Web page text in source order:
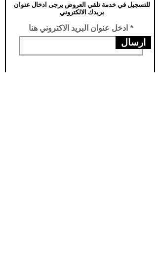
للتسجيل في خدمة تلقي العروض يرجى ادخال عنوان
بريدك الالكتروني
ادخل عنوان البريد الاكتروني هنا
ارسال